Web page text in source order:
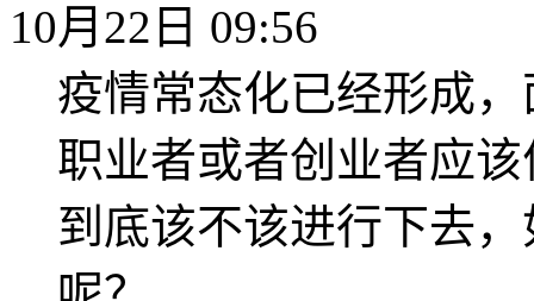
10月22日 09:56
疫情常态化已经形成
职业者或者创业者应
到底该不该进行下去